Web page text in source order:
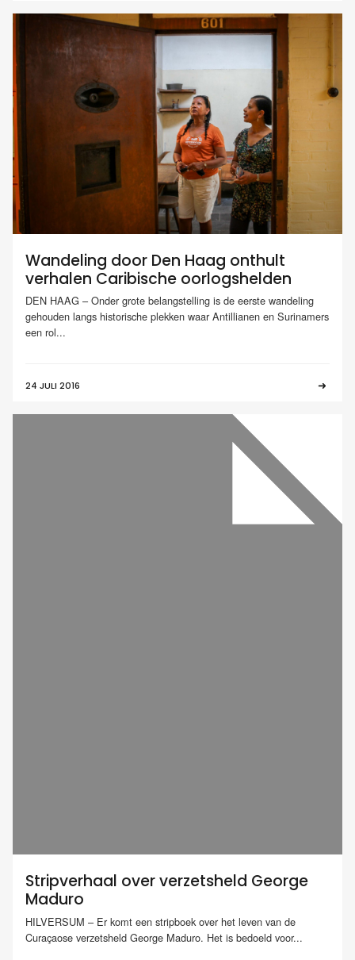
Wandeling door Den Haag onthult
verhalen Caribische oorlogshelden
DEN HAAG – Onder grote belangstelling is de eerste wandeling
gehouden langs historische plekken waar Antillianen en Surinamers
een rol...
24 JULI 2016
Stripverhaal over verzetsheld George
Maduro
HILVERSUM – Er komt een stripboek over het leven van de
Curaçaose verzetsheld George Maduro. Het is bedoeld voor...